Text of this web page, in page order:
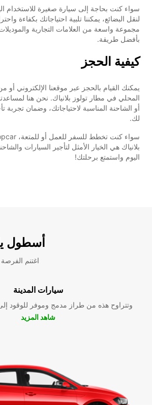
سواء كنت بحاجة إلى سيارة صغيرة للاستخدام
لنقل البضائع، يمكننا تلبية احتياجاتك بكفاءة
مجموعة واسعة من العلامات التجارية والموديلات
بأفضل طريقة.
كيفية الحجز
يمكنك القيام بالحجز عبر موقعنا الإلكتروني أو
المحلي في مطار تولوز بلانياك. نحن هنا
أو الشاحنة المناسبة لاحتياجاتك، وضمان تجربة
لك.
بلانياك هي الخيار الأمثل لتأجير السيارات
اليوم واستمتع برحلتك!
أسطول
"اغتنم الفرصة
سيارات المدينة
وتتراوح هذه من طراز مدمج وموفر للوقود
شاهد المزيد